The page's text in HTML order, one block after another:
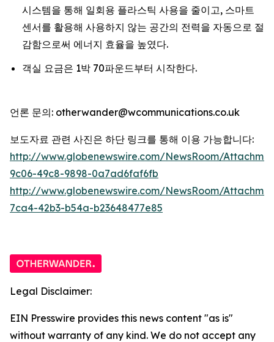
시스템을 통해 일회용 플라스틱 사용을 줄이고, 스마트
센서를 활용해 사용하지 않는 공간의 전력을 자동으로 절
감함으로써 에너지 효율을 높였다.
객실 요금은 1박 70파운드부터 시작한다.
언론 문의: otherwander@wcommunications.co.uk
보도자료 관련 사진은 하단 링크를 통해 이용 가능합니다:
http://www.globenewswire.com/NewsRoom/
9c06-49c8-9898-0a7ad6faf6fb
http://www.globenewswire.com/NewsRoom/
7ca4-42b3-b54a-b23648477e85
Legal Disclaimer:
EIN Presswire provides this news content "as is"
without warranty of any kind. We do not accept any